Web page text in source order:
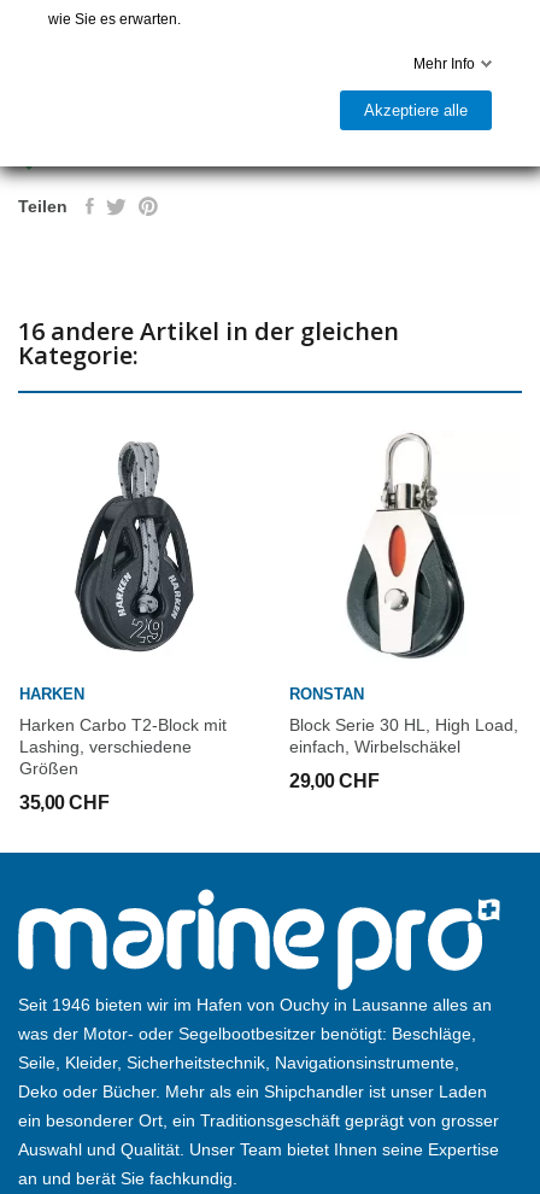

Teilen
16 andere Artikel in der gleichen
Kategorie:
HARKEN
Harken Carbo T2-Block mit
Lashing, verschiedene
Größen
35,00 CHF
RONSTAN
Block Serie 30 HL, High Load,
einfach, Wirbelschäkel
29,00 CHF
Seit 1946 bieten wir im Hafen von Ouchy in Lausanne alles an
was der Motor- oder Segelbootbesitzer benötigt: Beschläge,
Seile, Kleider, Sicherheitstechnik, Navigationsinstrumente,
Deko oder Bücher. Mehr als ein Shipchandler ist unser Laden
ein besonderer Ort, ein Traditionsgeschäft geprägt von grosser
Auswahl und Qualität. Unser Team bietet Ihnen seine Expertise
an und berät Sie fachkundig.
wie Sie es erwarten.
Mehr Info
Akzeptiere alle